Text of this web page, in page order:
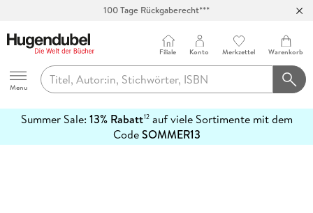
100 Tage Rückgaberecht***
Hugendubel
Menu
Filiale Konto Merkzettel Warenkorb
Summer Sale: 13% Rabatt12auf viele Sortimente mit dem
CodeSOMMER13
erfahren